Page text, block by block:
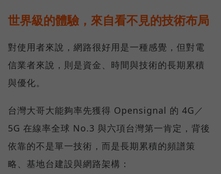
世界級的體驗，來自看不見的技術布局
對使用者來說，網路很好用是一種感覺，但對電
信業者來說，則是資金、時間與技術的長期累積
與優化。
台灣大哥大能夠率先獲得 Opensignal 的 4G／
5G 在線率全球 No.3 與六項台灣第一肯定，背後
依靠的不是單一技術，而是長期累積的頻譜策
略、基地台建設與網路架構：